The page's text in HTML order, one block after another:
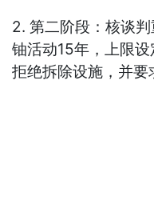
2. 第二阶段：核谈
铀活动15年，上限
拒绝拆除设施，并要